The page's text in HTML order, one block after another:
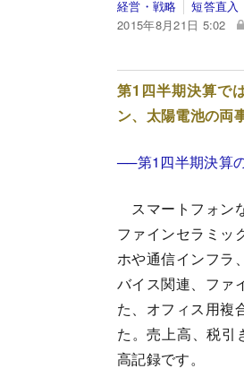
経営・戦略
短答直入
2015年8月21日 5:02
第1四半期決算で
ン、太陽電池の両
──第1四半期決算
スマートフォン
ファインセラミッ
ホや通信インフラ
バイス関連、ファ
た、オフィス用複
た。売上高、税引
高記録です。